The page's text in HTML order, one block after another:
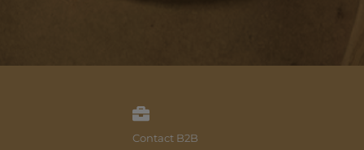
Contact B2B